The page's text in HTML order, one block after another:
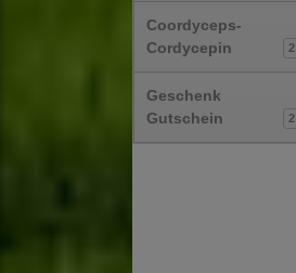
Coordyceps-
Cordycepin
2
Geschenk
Gutschein
2